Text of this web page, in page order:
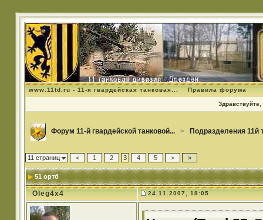
www.11td.ru - 11-я гвардейская танковая... Правила форума
Здравствуйте,
Форум 11-й гвардейской танковой... > Подразделения 11й
11 страниц < 1 2 3 4 5 > »
51 ортб
Oleg4x4 24.11.2007, 18:05